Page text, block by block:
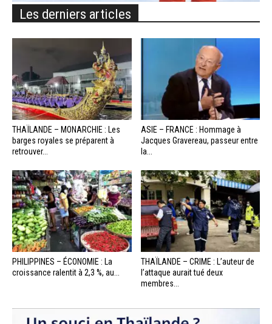
Les derniers articles
THAÏLANDE – MONARCHIE : Les
barges royales se préparent à
retrouver...
ASIE – FRANCE : Hommage à
Jacques Gravereau, passeur entre
la...
PHILIPPINES – ÉCONOMIE : La
croissance ralentit à 2,3 %, au...
THAÏLANDE – CRIME : L’auteur de
l’attaque aurait tué deux
membres...